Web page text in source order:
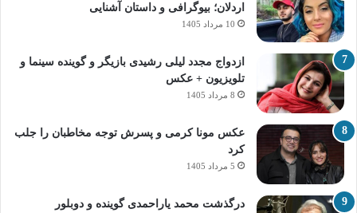
اردلان؛ بیوگرافی و داستان آشنایی
10 مرداد 1405
ازدواج مجدد لیلی رشیدی بازیگر و گوینده سینما و
تلویزیون + عکس
8 مرداد 1405
عکس مونا کرمی و پسرش توجه مخاطبان را جلب
کرد
5 مرداد 1405
درگذشت محمد یاراحمدی گوینده و دوبلور